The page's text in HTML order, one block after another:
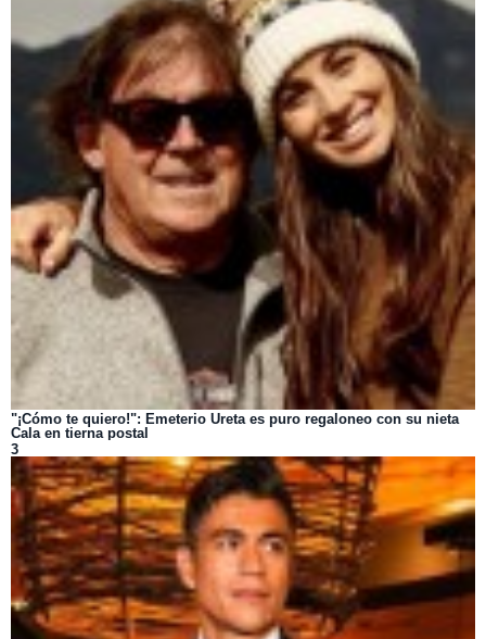
"¡Cómo te quiero!": Emeterio Ureta es puro regaloneo con su nieta
Cala en tierna postal
3